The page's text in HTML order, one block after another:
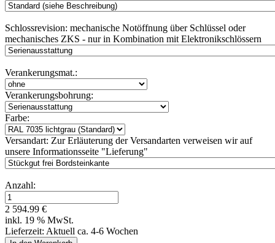
Schlossrevision: mechanische Notöffnung über Schlüssel oder
mechanisches ZKS - nur in Kombination mit Elektronikschlössern
Verankerungsmat.:
Verankerungsbohrung:
Farbe:
Versandart: Zur Erläuterung der Versandarten verweisen wir auf
unsere Informationsseite "Lieferung"
Anzahl:
2 594.99 €
inkl. 19 % MwSt.
Lieferzeit: Aktuell ca. 4-6 Wochen